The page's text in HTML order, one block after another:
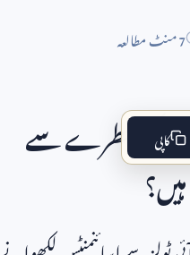
7 منٹ مطالعہ
کو خطرے سے کاپی